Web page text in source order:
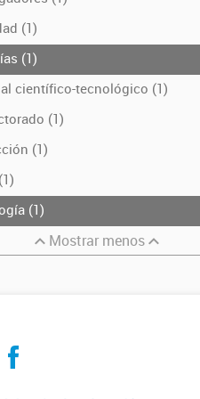
(1)
(1)
científico-tecnológico (1)
(1)
(1)
(1)
Mostrar menos